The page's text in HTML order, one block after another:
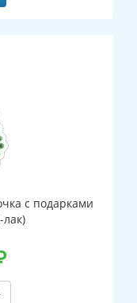
с подарками